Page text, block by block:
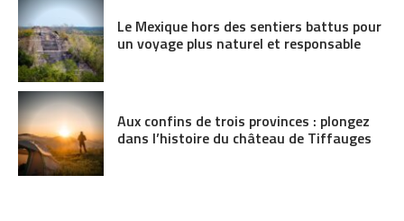
Le Mexique hors des sentiers battus pour
un voyage plus naturel et responsable
Aux confins de trois provinces : plongez
dans l’histoire du château de Tiffauges